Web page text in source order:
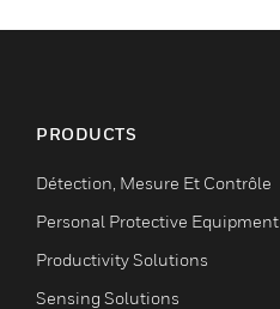
PRODUCTS
Détection, Mesure Et Contrôle
Personal Protective Equipment
Productivity Solutions
Sensing Solutions